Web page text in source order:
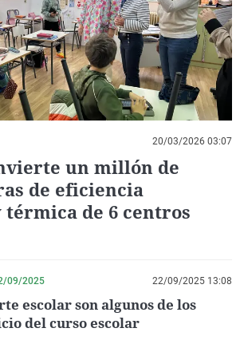
La rosa de los vientos
Gente viajera
Como el perro y el
Caso
Retornados
Equipo de
Operación Viuda
Extremadura
Galicia
La Rioja
Navarra
País Vasco
Virales
Televisión
Elecciones
20/03/2026 03:07
un millón de
de eficiencia
térmica de 6 centros
09/2025 22/09/2025 13:08
escolar son algunos de los
del curso escolar